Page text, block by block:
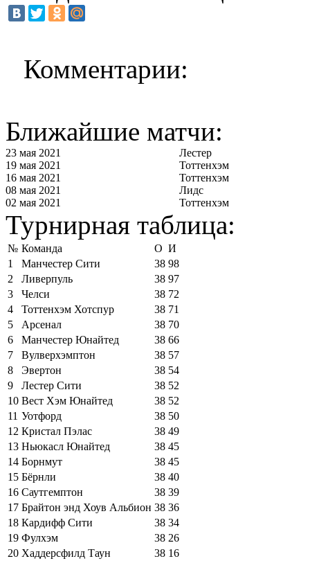
Комментарии:
Ближайшие матчи:
23 мая 2021
Лестер
19 мая 2021
Тоттенхэм
16 мая 2021
Тоттенхэм
08 мая 2021
Лидс
02 мая 2021
Тоттенхэм
Турнирная таблица:
№ Команда О И
1
Манчестер Сити 38 98
2
Ливерпуль 38 97
3
Челси 38 72
4
Тоттенхэм Хотспур 38 71
5
Арсенал 38 70
6
Манчестер Юнайтед 38 66
7
Вулверхэмптон 38 57
8
Эвертон 38 54
9
Лестер Сити 38 52
10 Вест Хэм Юнайтед 38 52
11 Уотфорд 38 50
12 Кристал Пэлас 38 49
13 Ньюкасл Юнайтед 38 45
14 Борнмут 38 45
15 Бёрнли 38 40
16 Саутгемптон 38 39
17 Брайтон энд Хоув Альбион 38 36
18 Кардифф Сити 38 34
19 Фулхэм 38 26
20 Хаддерсфилд Таун 38 16